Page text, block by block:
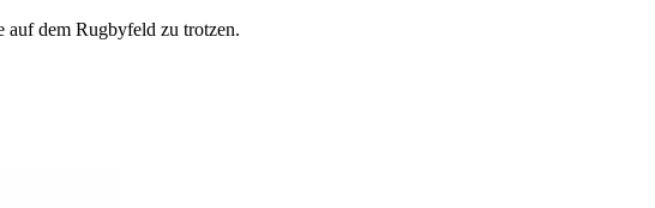
auf dem Rugbyfeld zu trotzen.